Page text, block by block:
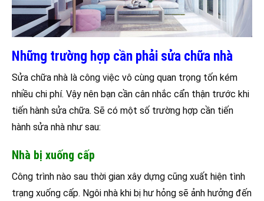
Những trường hợp cần phải sửa chữa nhà
Sửa chữa nhà là công việc vô cùng quan trọng tốn kém
nhiều chi phí. Vậy nên bạn cần cân nhắc cẩn thận trước khi
tiến hành sửa chữa. Sẽ có một số trường hợp cần tiến
hành sửa nhà như sau:
Nhà bị xuống cấp
Công trình nào sau thời gian xây dựng cũng xuất hiện tình
trạng xuống cấp. Ngôi nhà khi bị hư hỏng sẽ ảnh hưởng đến